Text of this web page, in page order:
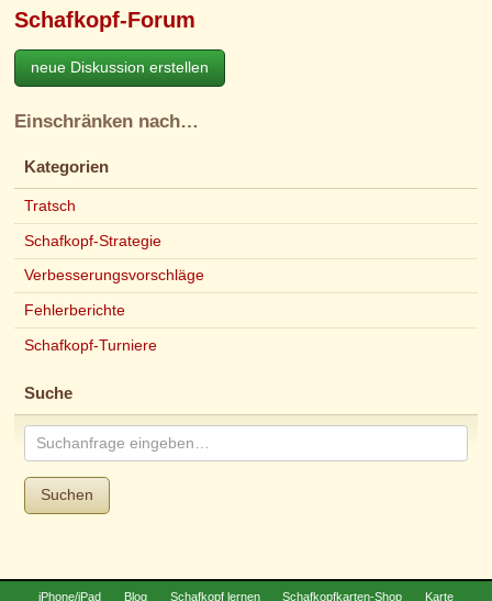
Schafkopf-Forum
neue Diskussion erstellen
Einschränken nach…
Kategorien
Tratsch
Schafkopf-Strategie
Verbesserungsvorschläge
Fehlerberichte
Schafkopf-Turniere
Suche
Suchen
iPhone/iPad Blog Schafkopf lernen Schafkopfkarten-Shop Karte